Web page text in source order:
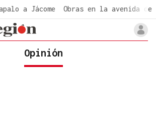
a Jácome Obras en la avenida de
Opinión